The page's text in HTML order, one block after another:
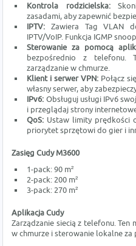
Kontrola rodzicielska:
zasadami, aby zapewnić
IPTV: Zawiera Tag VLAN
IPTV/VoIP. Funkcja IGMP
Sterowanie za pomocą
bezpośrednio z telefonu.
zarządzanie w chmurze.
Klient i serwer VPN: Połącz
własny serwer, aby
IPv6: Obsługuj usługi IPv6
i przeglądaj strony
QoS: Ustaw limity prędkości
priorytet sprzętowi do gier i
Zasięg Cudy M3600
1-pack: 90 m²
2-pack: 200 m²
3-pack: 270 m²
Aplikacja Cudy
Zarządzanie siecią z telefonu.
w chmurze i sterowanie lokalne